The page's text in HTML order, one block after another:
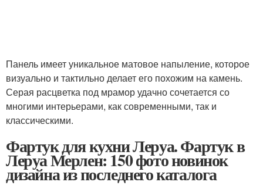
Панель имеет уникальное матовое напыление, которое
визуально и тактильно делает его похожим на камень.
Серая расцветка под мрамор удачно сочетается со
многими интерьерами, как современными, так и
классическими.
Фартук для кухни Леруа. Фартук в
Леруа Мерлен: 150 фото новинок
дизайна из последнего каталога